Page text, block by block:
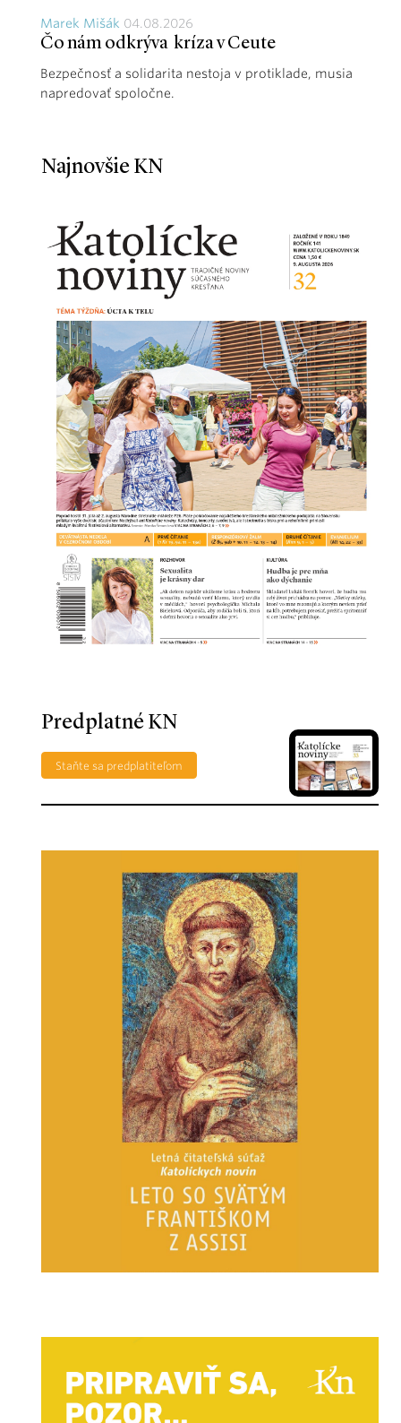
Marek Mišák 04.08.2026
Čo nám odkrýva kríza v Ceute
Bezpečnosť a solidarita nestoja v protiklade, musia
napredovať spoločne.
Najnovšie KN
Predplatné KN
Staňte sa predplatiteľom